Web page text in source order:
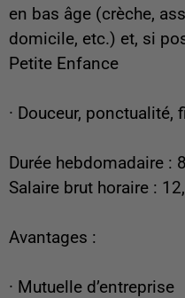
en bas âge (crèche,
domicile, etc.) et, si
Petite Enfance
· Douceur, ponctualité,
Durée hebdomadaire :
Salaire brut horaire :
Avantages :
· Mutuelle d’entreprise